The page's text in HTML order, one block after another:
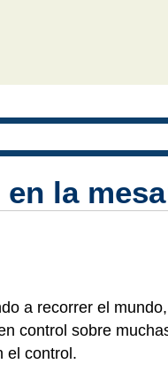
en la
a recorrer el
control sobre
el control.